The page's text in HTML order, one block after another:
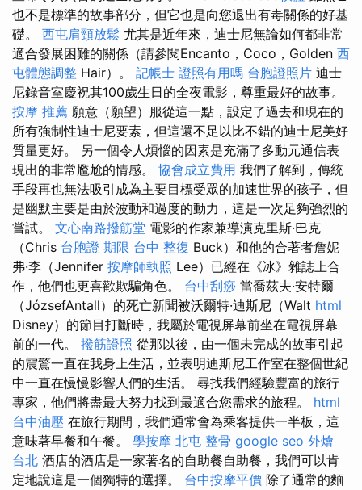
也不是標準的故事部分，但它也是向您退出有毒關係的好基
礎。 西屯肩頸放鬆 尤其是近年來，迪士尼無論如何都非常
適合發展困難的關係（請參閱Encanto，Coco，Golden 西
屯體態調整 Hair）。 記帳士 證照有用嗎 台胞證照片 迪士
尼錄音室慶祝其100歲生日的全夜電影，尊重最好的故事。
按摩 推薦 願意（願望）服從這一點，設定了過去和現在的
所有強制性迪士尼要素，但這還不足以比不錯的迪士尼美好
質量更好。 另一個令人煩惱的因素是充滿了多動元通信表
現出的非常尷尬的情感。 協會成立費用 我們了解到，傳統
手段再也無法吸引成為主要目標受眾的加速世界的孩子，但
是幽默主要是由於波動和過度的動力，這是一次足夠強烈的
嘗試。 文心南路撥筋堂 電影的作家兼導演克里斯·巴克
（Chris 台胞證 期限 台中 整復 Buck）和他的合著者詹妮
弗·李（Jennifer 按摩師執照 Lee）已經在《冰》雜誌上合
作，他們也更喜歡欺騙角色。 台中刮痧 當喬茲夫·安特爾
（JózsefAntall）的死亡新聞被沃爾特·迪斯尼（Walt html
Disney）的節目打斷時，我屬於電視屏幕前坐在電視屏幕
前的一代。 撥筋證照 從那以後，由一個未完成的故事引起
的震驚一直在我身上生活，並表明迪斯尼工作室在整個世紀
中一直在慢慢影響人們的生活。 尋找我們經驗豐富的旅行
專家，他們將盡最大努力找到最適合您需求的旅程。 html
台中油壓 在旅行期間，我們通常會為乘客提供一半板，這
意味著早餐和午餐。 學按摩 北屯 整骨 google seo 外燴
台北 酒店的酒店是一家著名的自助餐自助餐，我們可以肯
定地說這是一個獨特的選擇。 台中按摩平價 除了通常的麵